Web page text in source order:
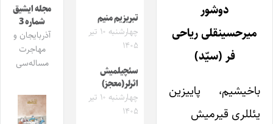
دوشور
میرحسینقلی ریاحی
فر (سیّد)
باخیشیم، پاییزین
یئللری قیرمیش
تبریزیم منیم
چهارشنبه ۱۰ تیر
۱۴۰۵
سئچیلمیش
اثرلر(معجز)
چهارشنبه ۱۰ تیر
۱۴۰۵
مجله ایشیق
شماره 3
آذربایجان و
مهاجرت
مساله‌سی